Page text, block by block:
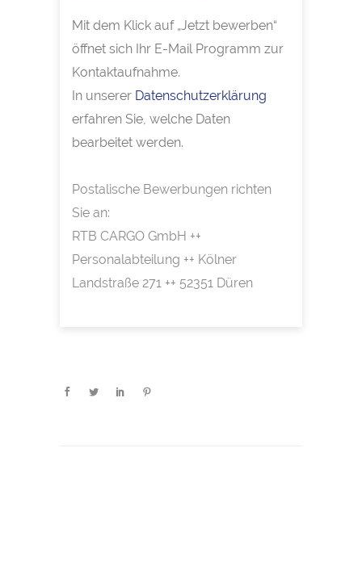
Mit dem Klick auf „Jetzt bewerben“
öffnet sich Ihr E-Mail Programm zur
Kontaktaufnahme.
In unserer Datenschutzerklärung
erfahren Sie, welche Daten
bearbeitet werden.
Postalische Bewerbungen richten
Sie an:
RTB CARGO GmbH ++
Personalabteilung ++ Kölner
Landstraße 271 ++ 52351 Düren